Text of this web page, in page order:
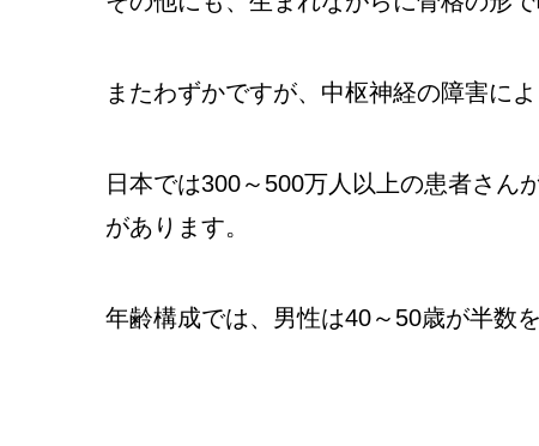
またわずかですが、中枢神経の障害に
日本では300～500万人以上の患者さん
があります。
年齢構成では、男性は40～50歳が半数